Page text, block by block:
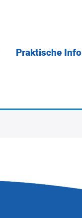
Praktische Info